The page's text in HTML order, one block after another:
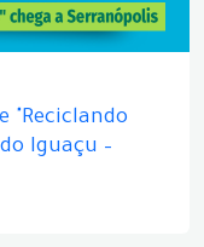
"Reciclando
Iguaçu –